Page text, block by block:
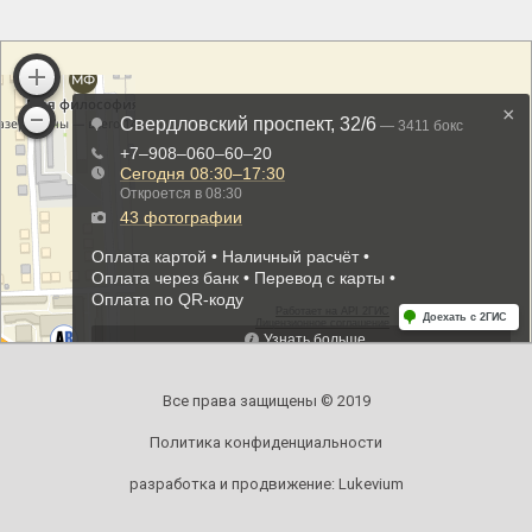
Все права защищены © 2019
Политика конфиденциальности
разработка и продвижение: Lukevium